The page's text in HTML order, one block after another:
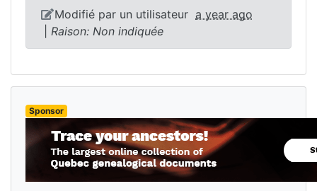
Modifié par un utilisateur a year ago
Raison: Non indiquée
Sponsor